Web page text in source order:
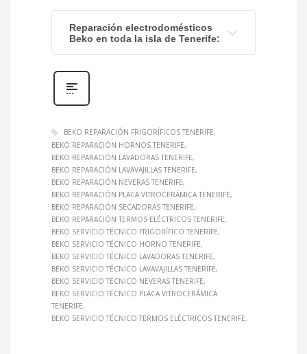
Reparación electrodomésticos
Beko en toda la isla de Tenerife:
BEKO REPARACIÓN FRIGORÍFICOS TENERIFE
BEKO REPARACIÓN HORNOS TENERIFE
BEKO REPARACIÓN LAVADORAS TENERIFE
BEKO REPARACIÓN LAVAVAJILLAS TENERIFE
BEKO REPARACIÓN NEVERAS TENERIFE
BEKO REPARACIÓN PLACA VITROCERÁMICA TENERIFE
BEKO REPARACIÓN SECADORAS TENERIFE
BEKO REPARACIÓN TERMOS ELÉCTRICOS TENERIFE
BEKO SERVICIO TÉCNICO FRIGORÍFICO TENERIFE
BEKO SERVICIO TÉCNICO HORNO TENERIFE
BEKO SERVICIO TÉCNICO LAVADORAS TENERIFE
BEKO SERVICIO TÉCNICO LAVAVAJILLAS TENERIFE
BEKO SERVICIO TÉCNICO NEVERAS TENERIFE
BEKO SERVICIO TÉCNICO PLACA VITROCERÁMICA
TENERIFE
BEKO SERVICIO TÉCNICO TERMOS ELÉCTRICOS TENERIFE